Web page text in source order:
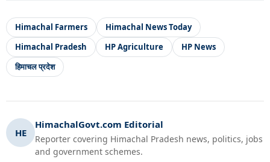
Himachal Farmers
Himachal News Today
Himachal Pradesh
HP Agriculture
HP News
हिमाचल प्रदेश
HE
HimachalGovt.com Editorial
Reporter covering Himachal Pradesh news, politics, jobs
and government schemes.